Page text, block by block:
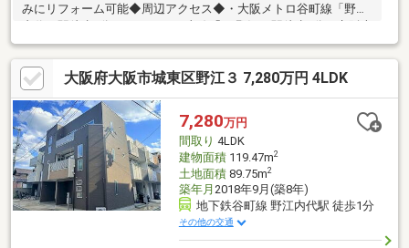
みにリフォーム可能◆周辺アクセス◆・大阪メトロ谷町線「野江
線「野江」駅徒歩10分・関西スーパー内代店 徒歩2分・阪急オ
アシス高殿店 徒歩5分・内代公園 徒歩5分◆内覧予約受付中！
お気軽にお問合せください♪ 【センチュリー21 ライフシステム
関目店】TEL:0120-80-4470
大阪府大阪市城東区野江３ 7,280万円 4LDK
7,280万円
間取り 4LDK
建物面積119.47m2
土地面積89.75m2
築年月 2018年9月(築8年)
地下鉄谷町線 野江内代駅 徒歩1分
その他の交通